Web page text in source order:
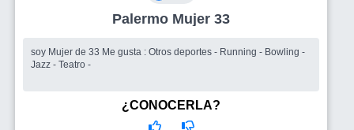
Palermo Mujer 33
soy Mujer de 33 Me gusta : Otros deportes - Running - Bowling -
Jazz - Teatro -
¿CONOCERLA?